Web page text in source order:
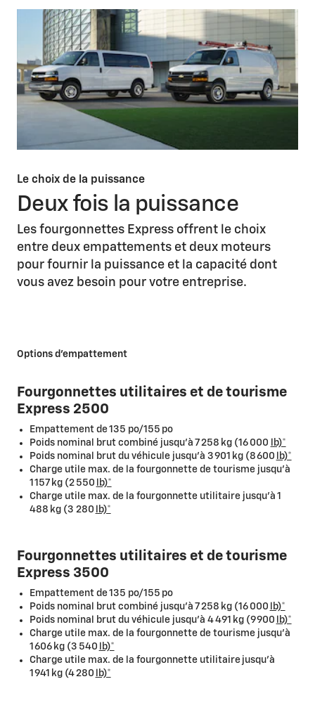
Le choix de la puissance
Deux fois la puissance
Les fourgonnettes Express offrent le choix
entre deux empattements et deux moteurs
pour fournir la puissance et la capacité dont
vous avez besoin pour votre entreprise.
Options d'empattement
Fourgonnettes utilitaires et de tourisme
Express 2500
Empattement de 135 po/155 po
Poids nominal brut combiné jusqu'à 7 258 kg (16 000
lb)*
Poids nominal brut du véhicule jusqu'à 3 901 kg (8 600
lb)*
Charge utile max. de la fourgonnette de tourisme jusqu'à
1 157 kg (2 550
lb)*
Charge utile max. de la fourgonnette utilitaire jusqu'à 1
488 kg (3 280
lb)*
Fourgonnettes utilitaires et de tourisme
Express 3500
Empattement de 135 po/155 po
Poids nominal brut combiné jusqu'à 7 258 kg (16 000
lb)*
Poids nominal brut du véhicule jusqu'à 4 491 kg (9 900
lb)*
Charge utile max. de la fourgonnette de tourisme jusqu'à
1 606 kg (3 540
lb)*
Charge utile max. de la fourgonnette utilitaire jusqu'à
1 941 kg (4 280
lb)*